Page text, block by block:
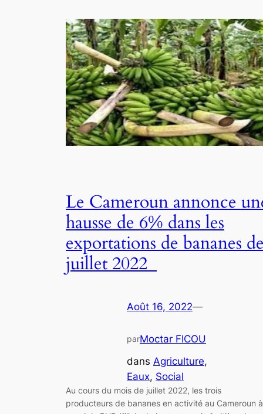
Le Cameroun annonce
hausse de 6% dans les
exportations de bananes
juillet 2022
Août 16, 2022—
parMoctar FICOU
dans Agriculture
Eaux, Social
Au cours du mois de juillet 2022, les trois
producteurs de bananes en activité au Cameroun à